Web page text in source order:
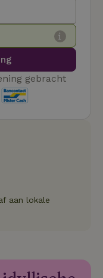
gebracht
aan lokale
geclassificeerd
en
worden gebruikt
Vervaldatum
gebruik